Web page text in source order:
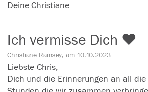
Deine Christiane
Ich vermisse Dich ❤️
Christiane Ramsey, am 10.10.2023
Liebste Chris,
Dich und die Erinnerungen an all die